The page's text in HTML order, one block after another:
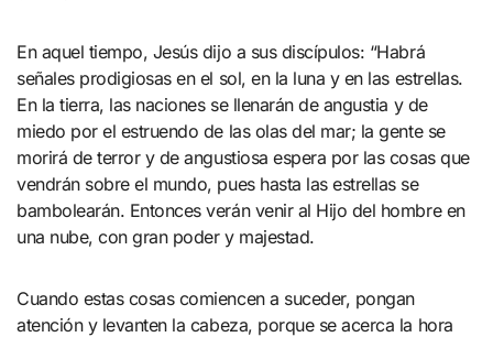
En aquel tiempo, Jesús dijo a sus discípulos: “Habrá
señales prodigiosas en el sol, en la luna y en las estrellas.
En la tierra, las naciones se llenarán de angustia y de
miedo por el estruendo de las olas del mar; la gente se
morirá de terror y de angustiosa espera por las cosas que
vendrán sobre el mundo, pues hasta las estrellas se
bambolearán. Entonces verán venir al Hijo del hombre en
una nube, con gran poder y majestad.
Cuando estas cosas comiencen a suceder, pongan
atención y levanten la cabeza, porque se acerca la hora